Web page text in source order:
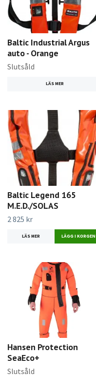
Baltic Industrial Argus
auto - Orange
Slutsåld
LÄS MER
Baltic Legend 165
M.E.D./SOLAS
2 825 kr
LÄS MER LÄGG I KORGEN
Hansen Protection
SeaEco+
Slutsåld